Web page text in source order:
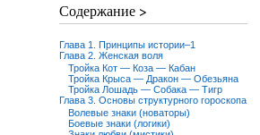
Содержание >
Глава 1. Принципы истории–1
Глава 2. Женская воля
Тройка Кот — Коза — Кабан
Тройка Крыса — Дракон — Обезьяна
Тройка Лошадь — Собака — Тигр
Глава 3. Основы структурного гороскопа
Волевые знаки (новаторы)
Боевые знаки (логики)